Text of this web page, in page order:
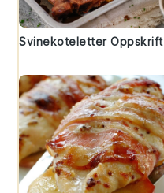
Svinekoteletter Oppskrift